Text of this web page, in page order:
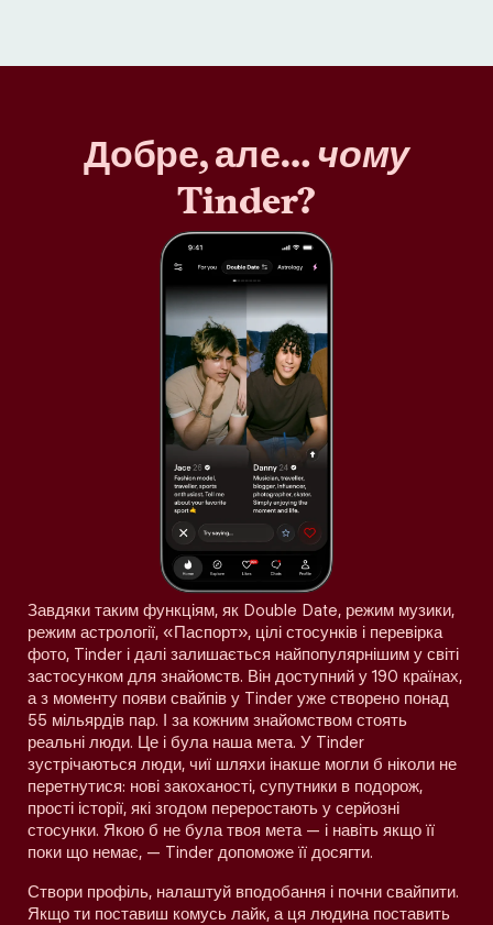
Добре, але…чому
Tinder?
Завдяки таким функціям, як Double Date, режим музики,
режим астрології, «Паспорт», цілі стосунків і перевірка
фото, Tinder і далі залишається найпопулярнішим у світі
застосунком для знайомств. Він доступний у 190 країнах,
а з моменту появи свайпів у Tinder уже створено понад
55 мільярдів пар. І за кожним знайомством стоять
реальні люди. Це і була наша мета. У Tinder
зустрічаються люди, чиї шляхи інакше могли б ніколи не
перетнутися: нові закоханості, супутники в подорож,
прості історії, які згодом переростають у серйозні
стосунки. Якою б не була твоя мета — і навіть якщо її
поки що немає, — Tinder допоможе її досягти.
Створи профіль, налаштуй вподобання і почни свайпити.
Якщо ти поставиш комусь лайк, а ця людина поставить